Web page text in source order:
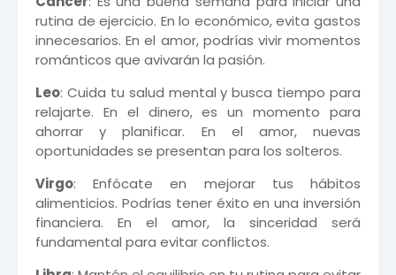
rutina de ejercicio. En lo económico, evita gastos
innecesarios. En el amor, podrías vivir momentos
románticos que avivarán la pasión.
Leo: Cuida tu salud mental y busca tiempo para
relajarte. En el dinero, es un momento para
ahorrar y planificar. En el amor, nuevas
oportunidades se presentan para los solteros.
Virgo: Enfócate en mejorar tus hábitos
alimenticios. Podrías tener éxito en una inversión
financiera. En el amor, la sinceridad será
fundamental para evitar conflictos.